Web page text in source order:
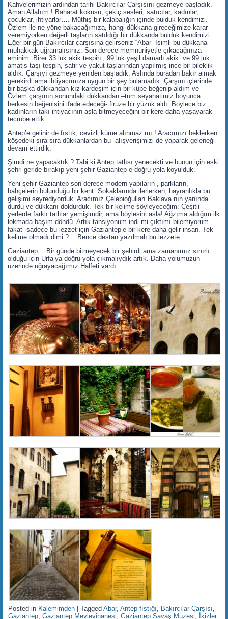
Kahvelerimizin ardından tarihi Bakırcılar Çarşısını gezmeye başladık.
Aman Allahım ! Baharat kokusu, çekiç sesleri, satıcılar, kadınlar,
çocuklar, ihtiyarlar…. Müthiş bir kalabalığın içinde bulduk kendimizi.
Özlem ile ne yöne bakacağımıza, hangi dükkana gireceğimize karar
veremiyorken değerli taşların satıldığı bir dükkanda bulduk kendimizi.
Eğer bir gün Bakırcılar çarşısına gelirseniz “Abar” İsimli bu dükkana
muhakkak uğramalısınız. Son derece memnuniyetle çıkacağınıza
eminim. Birer 33 lük akik tespih , 99 luk yeşil damarlı akik ve 99 luk
amatis taşı tespih, safir ve yakut taşlarından yapılmış ince bir bileklik
aldık. Çarşıyı gezmeye yeniden başladık. Aslında buradan bakır almak
gerekirdi ama ihtiyacımıza uygun bir şey bulamadık. Çarşını içlerinde
bir başka dükkandan kız kardeşim için bir küpe beğenip aldım ve
Özlem çarşının sonundaki dükkandan –tüm seyahatimiz boyunca
herkesin beğenisini ifade edeceği- firuze bir yüzük aldı. Böylece biz
kadınların takı ihtiyacının asla bitmeyeceğini bir kere daha yaşayarak
tecrübe ettik.
Antep’e gelinir de fıstık, cevizli küme alınmaz mı ! Aracımızı beklerken
köşedeki sıra sıra dükkanlardan bu alışverişimizi de yaparak geleneği
devam ettirdik.
Şimdi ne yapacaktık ? Tabi ki Antep tatlısı yenecekti ve bunun için eski
şehri geride bırakıp yeni şehir Gaziantep e doğru yola koyulduk.
Yeni şehir Gaziantep son derece modern yapıların , parkların,
bahçelerin bulunduğu bir kent. Sokaklarında ilerlerken, hayranlıkla bu
gelişimi seyrediyorduk. Aracımız Çelebioğulları Baklava nın yanında
durdu ve dükkanı doldurduk. Tek bir kelime söyleyeceğim: Çeşitli
yerlerde farklı tatlılar yemişimdir, ama böylesini asla! Ağzıma aldığım ilk
lokmada başım döndü. Artık tansiyonum indi mi çıktımı bilemiyorum
fakat sadece bu lezzet için Gaziantep’e bir kere daha gelir insan. Tek
kelime olmadı dimi ?… Bence destan yazılmalı bu lezzete.
Gaziantep….Bir günde bitmeyecek bir şehirdi ama zamanımız sınırlı
olduğu için Urfa’ya doğru yola çıkmalıydık artık. Daha yolumuzun
üzerinde uğrayacağımız Halfeti vardı.
Posted in Kalemimden |Tagged Abar,Antep fıstığı Bakırcılar Çarşısı
Gaziantep ,Gaziantep Mevlevihanesi ,Gaziantep Savaş Müzesi İkizler